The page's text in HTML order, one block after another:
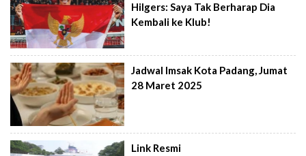
Hilgers: Saya Tak Berharap Dia
Kembali ke Klub!
Jadwal Imsak Kota Padang, Jumat
28 Maret 2025
Link Resmi